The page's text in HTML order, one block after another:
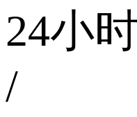
24小
/